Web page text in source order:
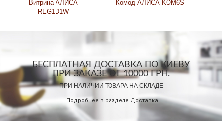
Витрина АЛИСА
REG1D1W
Комод АЛИСА KOM6S
БЕСПЛАТНАЯ ДОСТАВКА ПО КИЕВУ
ПРИ ЗАКАЗЕ ОТ 10000 ГРН.
ПРИ НАЛИЧИИ ТОВАРА НА СКЛАДЕ
Подробнее в разделе Доставка